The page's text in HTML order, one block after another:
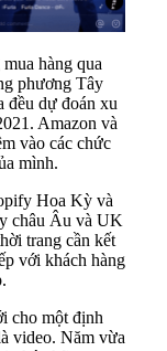
hàng qua
phương Tây
đều dự đoán xu
Amazon và
vào các chức
mình.
Hoa Kỳ và
châu Âu và UK
trang cần kết
với khách hàng
cho một định
video. Năm vừa